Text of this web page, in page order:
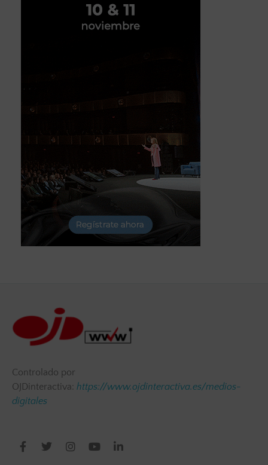
Controlado por
OJDinteractiva: https://www.ojdinteractiva.es/medios-
digitales